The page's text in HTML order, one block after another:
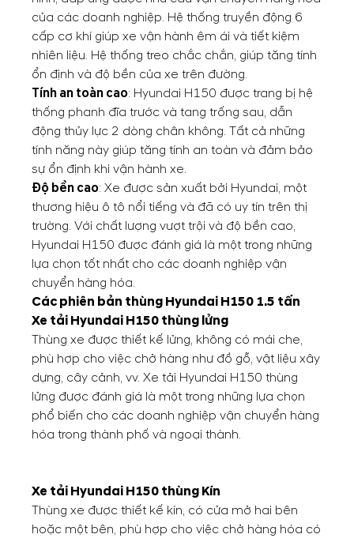
của các doanh nghiệp. Hệ thống truyền động 6
cấp cơ khí giúp xe vận hành êm ái và tiết kiệm
nhiên liệu. Hệ thống treo chắc chắn, giúp tăng tính
ổn định và độ bền của xe trên đường.
Tính an toàn cao: Hyundai H150 được trang bị hệ
thống phanh đĩa trước và tang trống sau, dẫn
động thủy lực 2 dòng chân không. Tất cả những
tính năng này giúp tăng tính an toàn và đảm bảo
sự ổn định khi vận hành xe.
Độ bền cao: Xe được sản xuất bởi Hyundai, một
thương hiệu ô tô nổi tiếng và đã có uy tín trên thị
trường. Với chất lượng vượt trội và độ bền cao,
Hyundai H150 được đánh giá là một trong những
lựa chọn tốt nhất cho các doanh nghiệp vận
chuyển hàng hóa.
Các phiên bản thùng Hyundai H150 1.5 tấn
Xe tải Hyundai H150 thùng lửng
Thùng xe được thiết kế lửng, không có mái che,
phù hợp cho việc chở hàng như đồ gỗ, vật liệu xây
dựng, cây cảnh, vv. Xe tải Hyundai H150 thùng
lửng được đánh giá là một trong những lựa chọn
phổ biến cho các doanh nghiệp vận chuyển hàng
hóa trong thành phố và ngoại thành.
Xe tải Hyundai H150 thùng Kín
Thùng xe được thiết kế kín, có cửa mở hai bên
hoặc một bên, phù hợp cho việc chở hàng hóa có